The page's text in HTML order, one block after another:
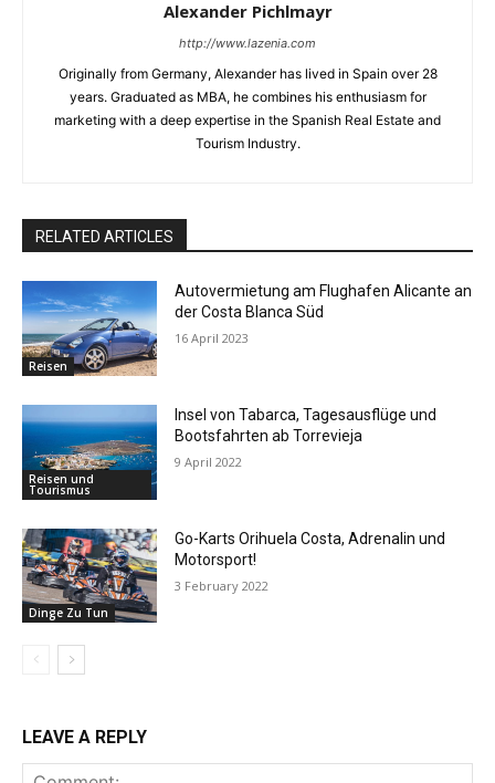
Alexander Pichlmayr
http://www.lazenia.com
Originally from Germany, Alexander has lived in Spain over 28
years. Graduated as MBA, he combines his enthusiasm for
marketing with a deep expertise in the Spanish Real Estate and
Tourism Industry.
RELATED ARTICLES
Reisen
Autovermietung am Flughafen Alicante an
der Costa Blanca Süd
16 April 2023
Reisen und
Tourismus
Insel von Tabarca, Tagesausflüge und
Bootsfahrten ab Torrevieja
9 April 2022
Dinge Zu Tun
Go-Karts Orihuela Costa, Adrenalin und
Motorsport!
3 February 2022
LEAVE A REPLY